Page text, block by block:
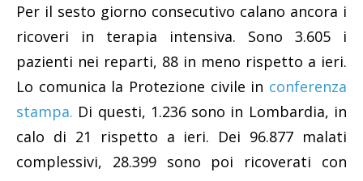
Per il sesto giorno consecutivo calano ancora i
ricoveri in terapia intensiva. Sono 3.605 i
pazienti nei reparti, 88 in meno rispetto a ieri.
Lo comunica la Protezione civile in conferenza
stampa. Di questi, 1.236 sono in Lombardia, in
calo di 21 rispetto a ieri. Dei 96.877 malati
complessivi, 28.399 sono poi ricoverati con